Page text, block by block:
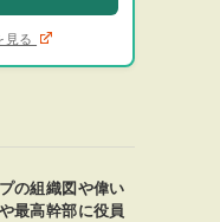
見る
の組織図や偉い
最高幹部に役員